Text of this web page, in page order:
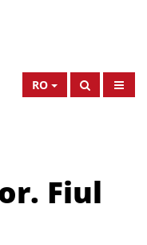
RO
Fiul